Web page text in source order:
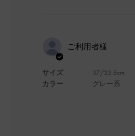
ご利用者様
サイズ
カラー
37/23.5cm
グレー系